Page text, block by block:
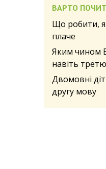
ВАРТО
Що робити,
плаче
Яким чином
навіть
Двомовні
другу мову